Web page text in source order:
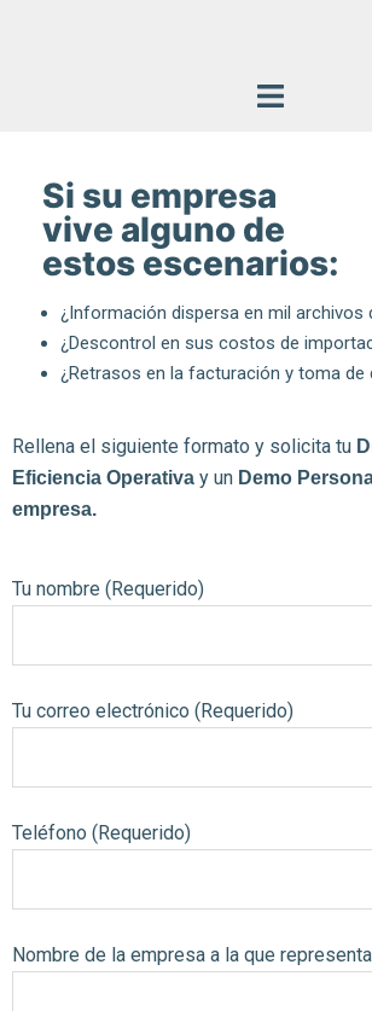
Si su empresa
vive alguno de
estos escenarios:
¿Información dispersa en mil archivos
¿Descontrol en sus costos de
¿Retrasos en la facturación y toma de
Rellena el siguiente formato y solicita tu
Eficiencia Operativa y un Demo
empresa.
Tu nombre (Requerido)
Tu correo electrónico (Requerido)
Teléfono (Requerido)
Nombre de la empresa a la que